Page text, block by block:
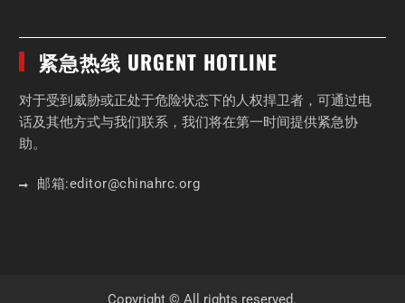
紧急热线 URGENT HOTLINE
对于受到威胁或正处于危险状态下的人权捍卫者，可通过电
话及其他方式与我们联系，我们将在第一时间提供紧急协
助。
邮箱:editor@chinahrc.org